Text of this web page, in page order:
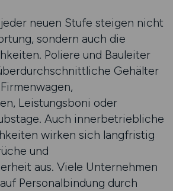
neuen Stufe steigen nicht
sondern auch die
Poliere und Bauleiter
Gehälter
Leistungsboni oder
Auch innerbetriebliche
wirken sich langfristig
und
aus. Viele Unternehmen
Personalbindung durch